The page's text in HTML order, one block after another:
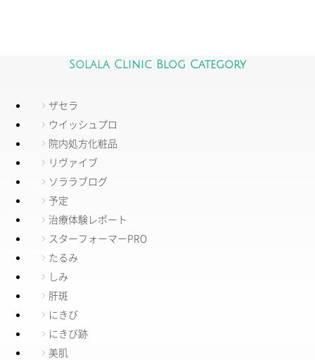
Solala Clinic Blog Category
ザセラ
ウイッシュプロ
院内処方化粧品
リヴァイブ
ソララブログ
予定
治療体験レポート
スターフォーマーPRO
たるみ
しみ
肝斑
にきび
にきび跡
美肌